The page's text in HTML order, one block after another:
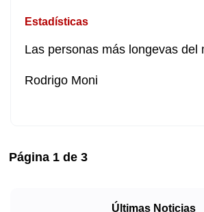
Estadísticas
Las personas más longevas del
Rodrigo Moni
Página 1 de 3
Últimas Noticias